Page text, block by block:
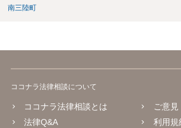
南三陸町
ココナラ法律相談について
ココナラ法律相談とは
法律Q&A
ご意見
利用規